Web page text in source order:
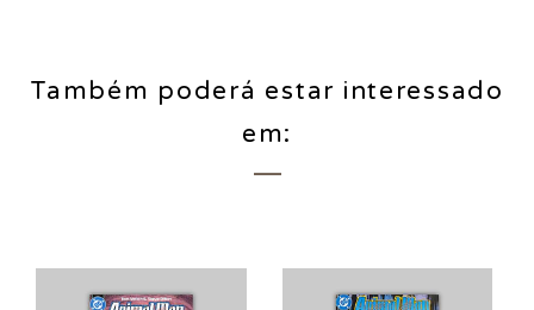
Também poderá estar interessado
em: